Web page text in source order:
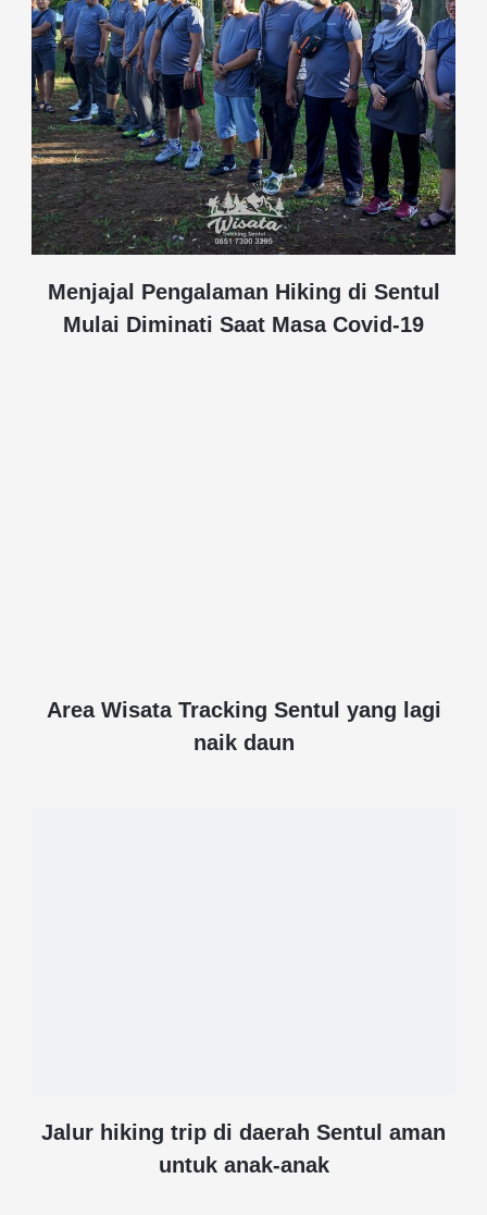
Menjajal Pengalaman Hiking di Sentul
Mulai Diminati Saat Masa Covid-19
Area Wisata Tracking Sentul yang lagi
naik daun
Jalur hiking trip di daerah Sentul aman
untuk anak-anak